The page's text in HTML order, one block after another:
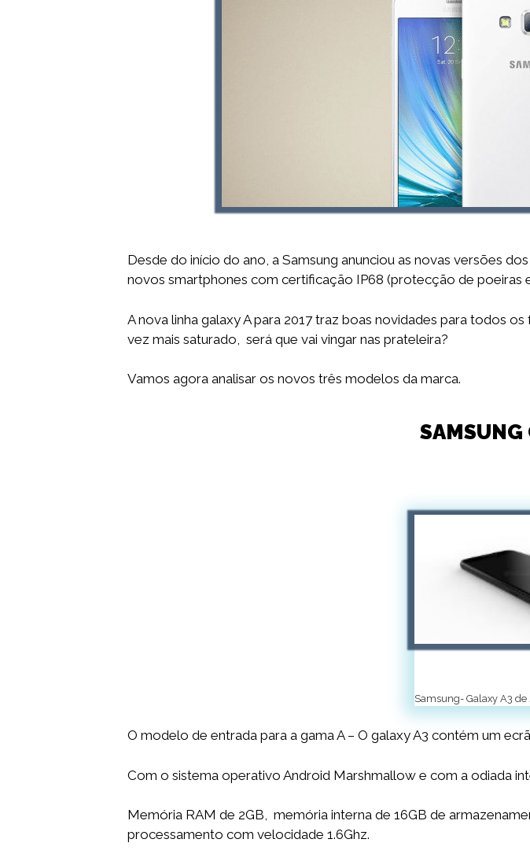
Desde do início do ano, a Samsung anunciou as novas versões
novos smartphones com certificação IP68 (protecção de poeiras
A nova linha galaxy A para 2017 traz boas novidades para todos
vez mais saturado, será que vai vingar nas prateleira?
Vamos agora analisar os novos três modelos da marca.
SAMSUNG
Samsung- Galaxy A3 de
O modelo de entrada para a gama A – O galaxy A3 contém um
Com o sistema operativo Android Marshmallow e com a odiada
Memória RAM de 2GB, memória interna de 16GB de
processamento com velocidade 1.6Ghz.